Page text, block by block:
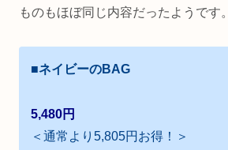
ものもほぼ同じ内容だったようです。
■ネイビーのBAG
5,480円
＜通常より5,805円お得！＞